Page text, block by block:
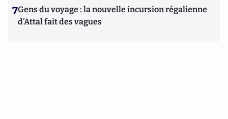
7Gens du voyage : la nouvelle incursion régalienne
d'Attal fait des vagues